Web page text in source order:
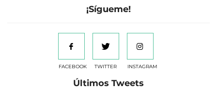
¡Sígueme!
FACEBOOK TWITTER INSTAGRAM
Últimos Tweets